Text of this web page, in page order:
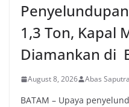
1,3 Ton, Kapal
Diamankan di
August 8, 2026 Abas Saputra
BATAM – Upaya